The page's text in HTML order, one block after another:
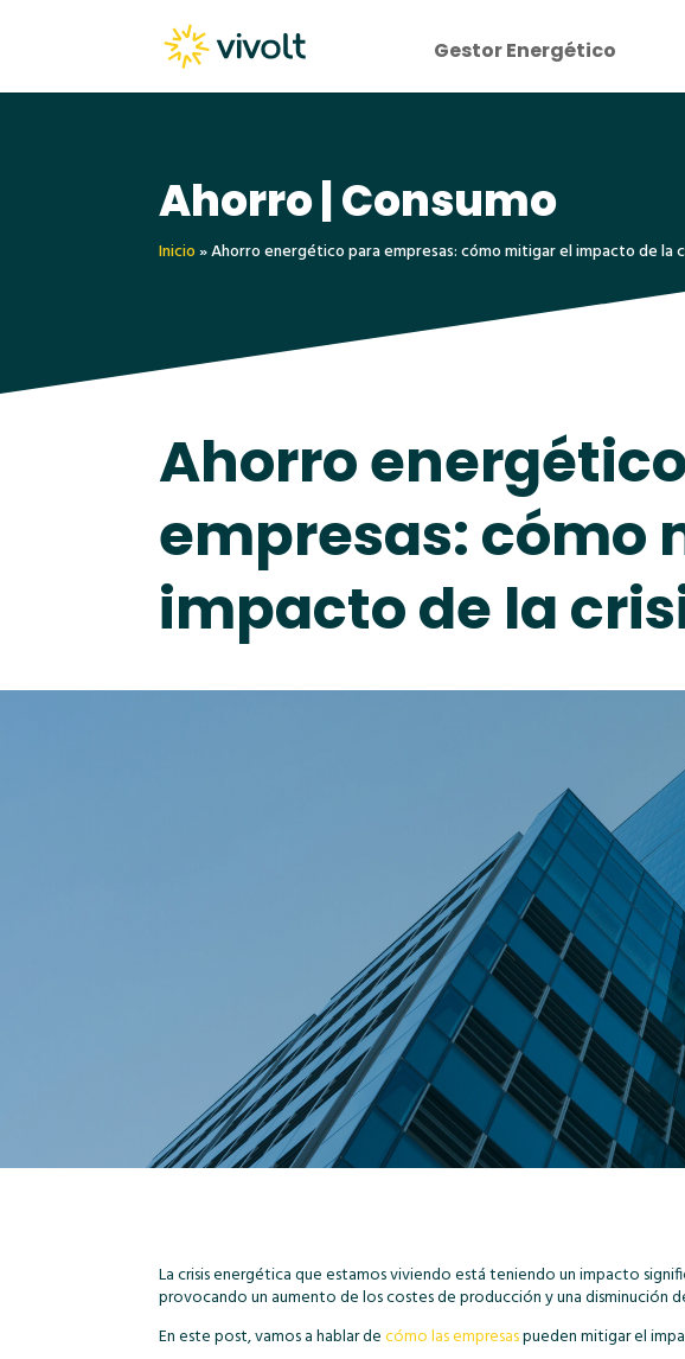
Gestor Energético
Ahorro | Consumo
Inicio»Ahorro energético para empresas: cómo mitigar el impacto de la
Ahorro
empresas: cómo
impacto de la
La crisis energética que estamos viviendo está teniendo un impacto
provocando un aumento de los costes de producción y una disminución
En este post, vamos a hablar decómo las empresaspueden mitigar el